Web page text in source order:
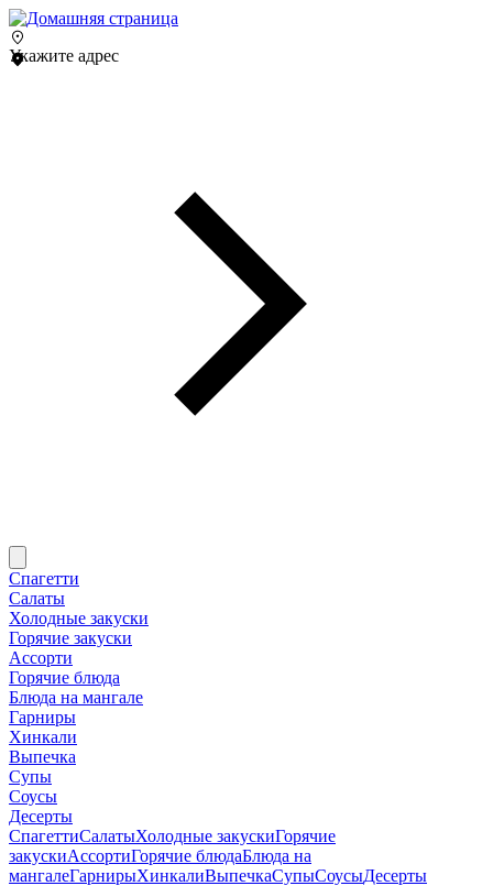
Укажите адрес
Спагетти
Салаты
Холодные закуски
Горячие закуски
Ассорти
Горячие блюда
Блюда на мангале
Гарниры
Хинкали
Выпечка
Супы
Соусы
Десерты
СпагеттиСалатыХолодные закускиГорячие
закускиАссортиГорячие блюдаБлюда на
мангалеГарнирыХинкалиВыпечкаСупыСоусыДесерты